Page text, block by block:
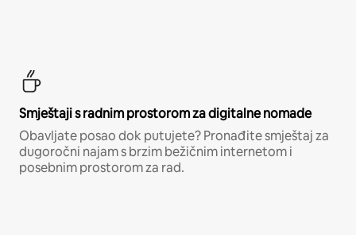
Smještaji s radnim prostorom za digitalne nomade
Obavljate posao dok putujete? Pronađite smještaj za
dugoročni najam s brzim bežičnim internetom i
posebnim prostorom za rad.